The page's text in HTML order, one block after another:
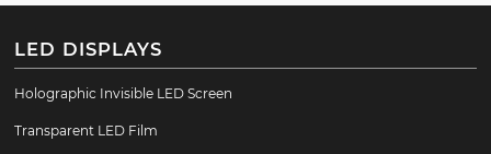
LED DISPLAYS
Holographic Invisible LED Screen
Transparent LED Film